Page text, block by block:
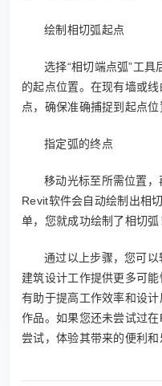
绘制相切弧起点
选择“相切端点弧”工
的起点位置。在现有墙或
点，确保准确捕捉到起点位
指定弧的终点
移动光标至所需位置，
Revit软件会自动绘制出相
单，您就成功绘制了相切弧
通过以上步骤，您可
建筑设计工作提供更多可
有助于提高工作效率和设
作品。如果您还未尝试过
尝试，体验其带来的便利和